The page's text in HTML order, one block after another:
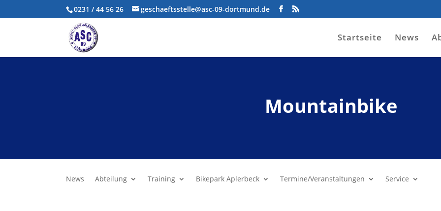
0231 / 44 56 26 geschaeftsstelle@asc-09-dortmund.de
Startseite News
Mountainbike
News Abteilung Training Bikepark Aplerbeck Termine/Veranstaltungen Service